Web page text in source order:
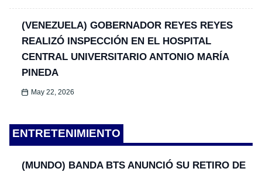
(VENEZUELA) GOBERNADOR REYES REYES
REALIZÓ INSPECCIÓN EN EL HOSPITAL
CENTRAL UNIVERSITARIO ANTONIO MARÍA
PINEDA
May 22, 2026
ENTRETENIMIENTO
(MUNDO) BANDA BTS ANUNCIÓ SU RETIRO DE